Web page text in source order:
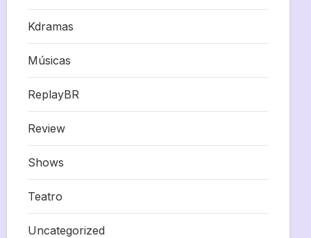
Kdramas
Músicas
ReplayBR
Review
Shows
Teatro
Uncategorized